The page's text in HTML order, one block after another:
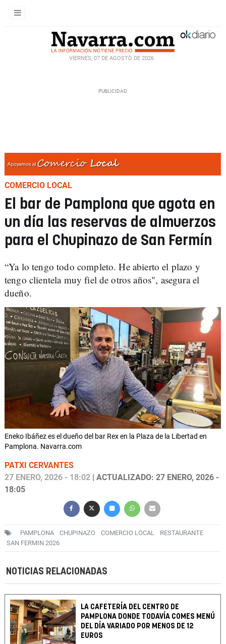
VIERNES, 07 DE AGOSTO DE 2026
COMERCIO LOCAL
El bar de Pamplona que agota en
un día las reservas de almuerzos
para el Chupinazo de San Fermín
“Ya lo tengo todo completo. He abierto el plazo y
tengo clientela muy fiel de otros años", asegura el
dueño.
Eneko Ibáñez es el dueño del bar Rex en la Plaza de la Libertad en
Pamplona. Navarra.com
PATXI CERVANTES
27 ENERO, 2026 - 18:02 | ACTUALIZADO: 27 ENERO, 2026 -
18:05
PAMPLONA CHUPINAZO COMERCIO LOCAL
RESTAURANTE
SAN FERMIN 2026
NOTICIAS RELACIONADAS
LA CAFETERÍA DEL CENTRO DE
PAMPLONA DONDE TODAVÍA COMES MENÚ
DEL DÍA VARIADO POR MENOS DE 12
EUROS